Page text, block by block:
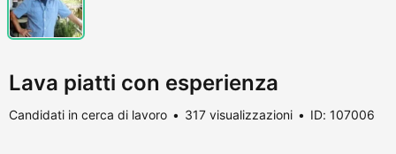
Lava piatti con esperienza
Candidati in cerca di lavoro 317 visualizzazioni ID: 107006